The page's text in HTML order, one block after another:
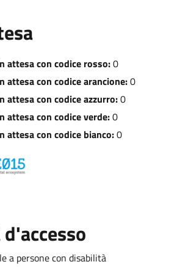
attesa con codice rosso:0
attesa con codice arancione:0
attesa con codice azzurro:0
attesa con codice verde:0
attesa con codice bianco:0
a persone con disabilità